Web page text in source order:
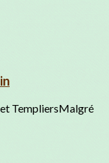
TempliersMalgré